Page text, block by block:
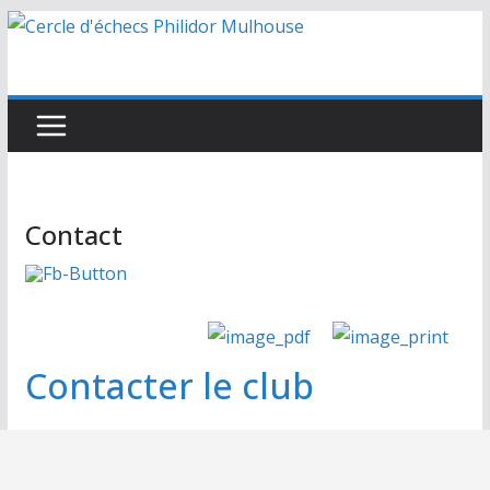
Passer
Contact
Contacter le club